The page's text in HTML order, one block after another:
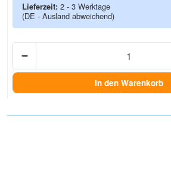
Lieferzeit: 2 - 3 Werktage
(DE - Ausland abweichend)
In den Warenkorb